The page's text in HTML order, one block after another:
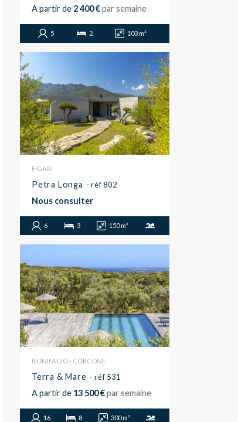
A partir de 2 400 €par semaine
5 2 103 m²
FIGARI
Petra Longa - réf 802
Nous consulter
6 3 150 m²
BONIFACIO - CORCONE
Terra & Mare - réf 531
A partir de 13 500 €par semaine
16 8 300 m²